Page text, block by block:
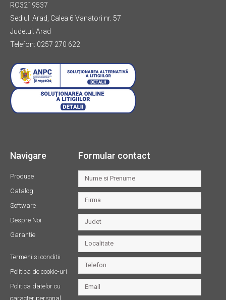
RO3219537
Sediul: Arad, Calea 6 Vanatori nr. 57
Judetul: Arad
Telefon: 0257 270 622
Navigare
Produse
Catalog
Software
Despre Noi
Garantie
Termeni si conditii
Politica de cookie-uri
Politica datelor cu
caracter personal
Formular contact